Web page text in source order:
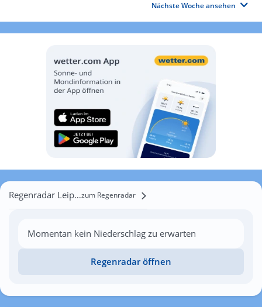
Nächste Woche ansehen
Regenradar Leipzigzum Regenradar
Momentan kein Niederschlag zu erwarten
Regenradar öffnen